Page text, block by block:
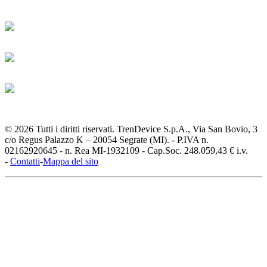
© 2026 Tutti i diritti riservati. TrenDevice S.p.A., Via San Bovio, 3
c/o Regus Palazzo K – 20054 Segrate (MI). - P.IVA n.
02162920645 - n. Rea MI-1932109 - Cap.Soc. 248.059,43 € i.v.
- Contatti-Mappa del sito